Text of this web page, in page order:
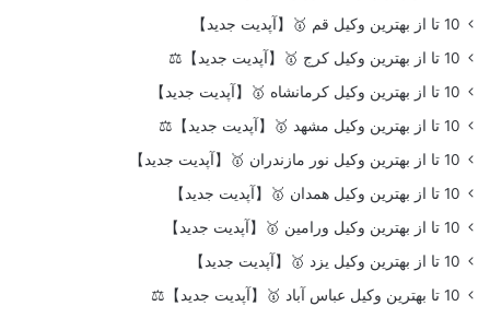
10 تا از بهترین وکیل قم 🥇【آپدیت جدید】
10 تا از بهترین وکیل کرج 🥇【آپدیت جدید】⚖️
10 تا از بهترین وکیل کرمانشاه 🥇【آپدیت جدید】
10 تا از بهترین وکیل مشهد 🥇【آپدیت جدید】⚖️
10 تا از بهترین وکیل نور مازندران 🥇【آپدیت جدید】
10 تا از بهترین وکیل همدان 🥇【آپدیت جدید】
10 تا از بهترین وکیل ورامین 🥇【آپدیت جدید】
10 تا از بهترین وکیل یزد 🥇【آپدیت جدید】
10 تا بهترین وکیل عباس آباد 🥇【آپدیت جدید】⚖️